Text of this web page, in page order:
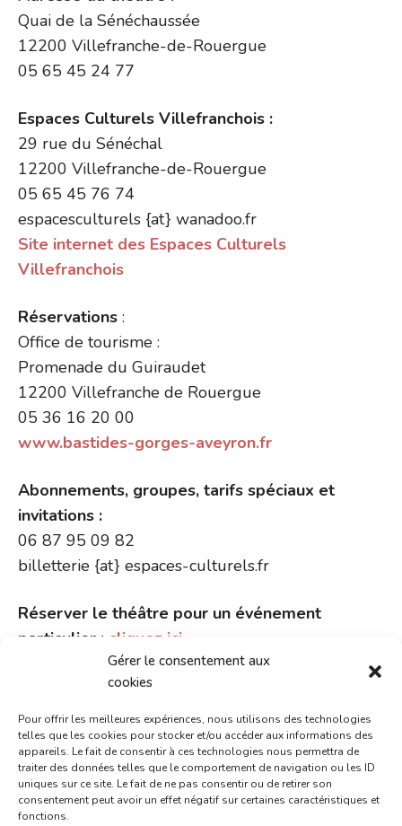
Gérer le consentement aux
cookies
Pour offrir les meilleures expériences, nous utilisons des technologies
telles que les cookies pour stocker et/ou accéder aux informations des
appareils. Le fait de consentir à ces technologies nous permettra de
traiter des données telles que le comportement de navigation ou les ID
uniques sur ce site. Le fait de ne pas consentir ou de retirer son
consentement peut avoir un effet négatif sur certaines caractéristiques et
fonctions.
Quai de la Sénéchaussée
12200 Villefranche-de-Rouergue
05 65 45 24 77
Espaces Culturels Villefranchois :
29 rue du Sénéchal
12200 Villefranche-de-Rouergue
05 65 45 76 74
espacesculturels {at} wanadoo.fr
Site internet des Espaces Culturels
Villefranchois
Réservations :
Office de tourisme :
Promenade du Guiraudet
12200 Villefranche de Rouergue
05 36 16 20 00
www.bastides-gorges-aveyron.fr
Abonnements, groupes, tarifs spéciaux et
invitations :
06 87 95 09 82
billetterie {at} espaces-culturels.fr
Réserver le théâtre pour un événement
particulier : cliquez ici
Et aussi : une mini salle de
spectacle au coeur de la
bastide
Fruits d’Allégresse